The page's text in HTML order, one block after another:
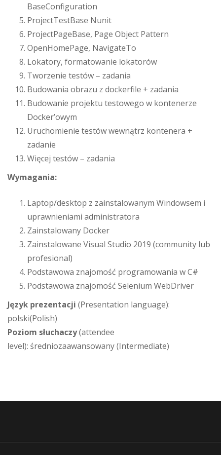
BaseConfiguration
ProjectTestBase Nunit
ProjectPageBase, Page Object Pattern
OpenHomePage, NavigateTo
Lokatory, formatowanie lokatorów
Tworzenie testów – zadania
Budowania obrazu z dockerfile + zadania
Budowanie projektu testowego w kontenerze
Docker’owym
Uruchomienie testów wewnątrz kontenera +
zadanie
Więcej testów – zadania
Wymagania:
Laptop/desktop z zainstalowanym Windowsem i
uprawnieniami administratora
Zainstalowany Docker
Zainstalowane Visual Studio 2019 (community lub
profesional)
Podstawowa znajomość programowania w C#
Podstawowa znajomość Selenium WebDriver
Język prezentacji (Presentation language):
polski(Polish)
Poziom słuchaczy(attendee
level): średniozaawansowany (Intermediate)